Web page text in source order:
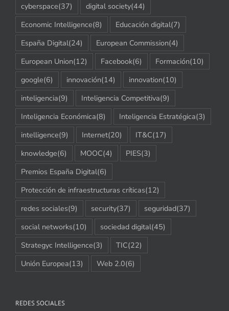
cyberspace(37) digital society(44)
Economic Intelligence(8) Educación digital(7)
España Digital(24) European Commission(4)
European Union(12) Facebook(6) Formación(10)
google(6) innovación(14) innovation(10)
inteligencia(9) Inteligencia Competitiva(9)
Inteligencia Económica(8) Inteligencia Estratégica(3)
intelligence(9) Internet(20) IT&C(17)
knowledge(6) MOOC(4) PIES(3)
Premios España Digital(6)
Protección de infraestructuras críticas(12)
redes sociales(9) security(37) seguridad(37)
social networks(10) sociedad digital(45)
Strategyc Intelligence(3) TIC(22)
Unión Europea(13) Web 2.0(6)
REDES SOCIALES